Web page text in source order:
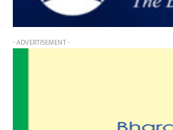
- ADVERTISEMENT -